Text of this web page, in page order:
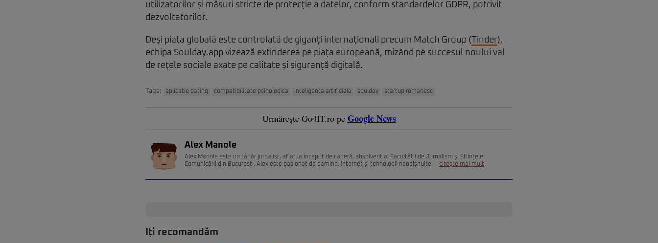
utilizatorilor și măsuri stricte de protecție a datelor, conform standardelor GDPR, potrivit
dezvoltatorilor.
Deși piața globală este controlată de giganți internaționali precum Match Group ( Tinder),
echipa Soulday.app vizează extinderea pe piața europeană, mizând pe succesul noului val
de rețele sociale axate pe calitate și siguranță digitală.
Tags: aplicatie dating compatibilitate psihologica inteligenta artificiala soulday startup romanesc
Urmărește Go4IT.ro pe Google News
Alex Manole
Alex Manole este un tânăr jurnalist, aflat la început de carieră, absolvent al Facultății de Jurnalism și Științele
Comunicării din București. Alex este pasionat de gaming, internet și tehnologii neobișnuite.
citește mai mult
Iți recomandăm